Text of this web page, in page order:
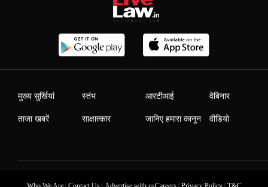
मुख्य सुर्खियां
ताजा खबरें
स्तंभ
साक्षात्कार
आरटीआई
जानिए हमारा कानून
वेबिनार
वीडियो